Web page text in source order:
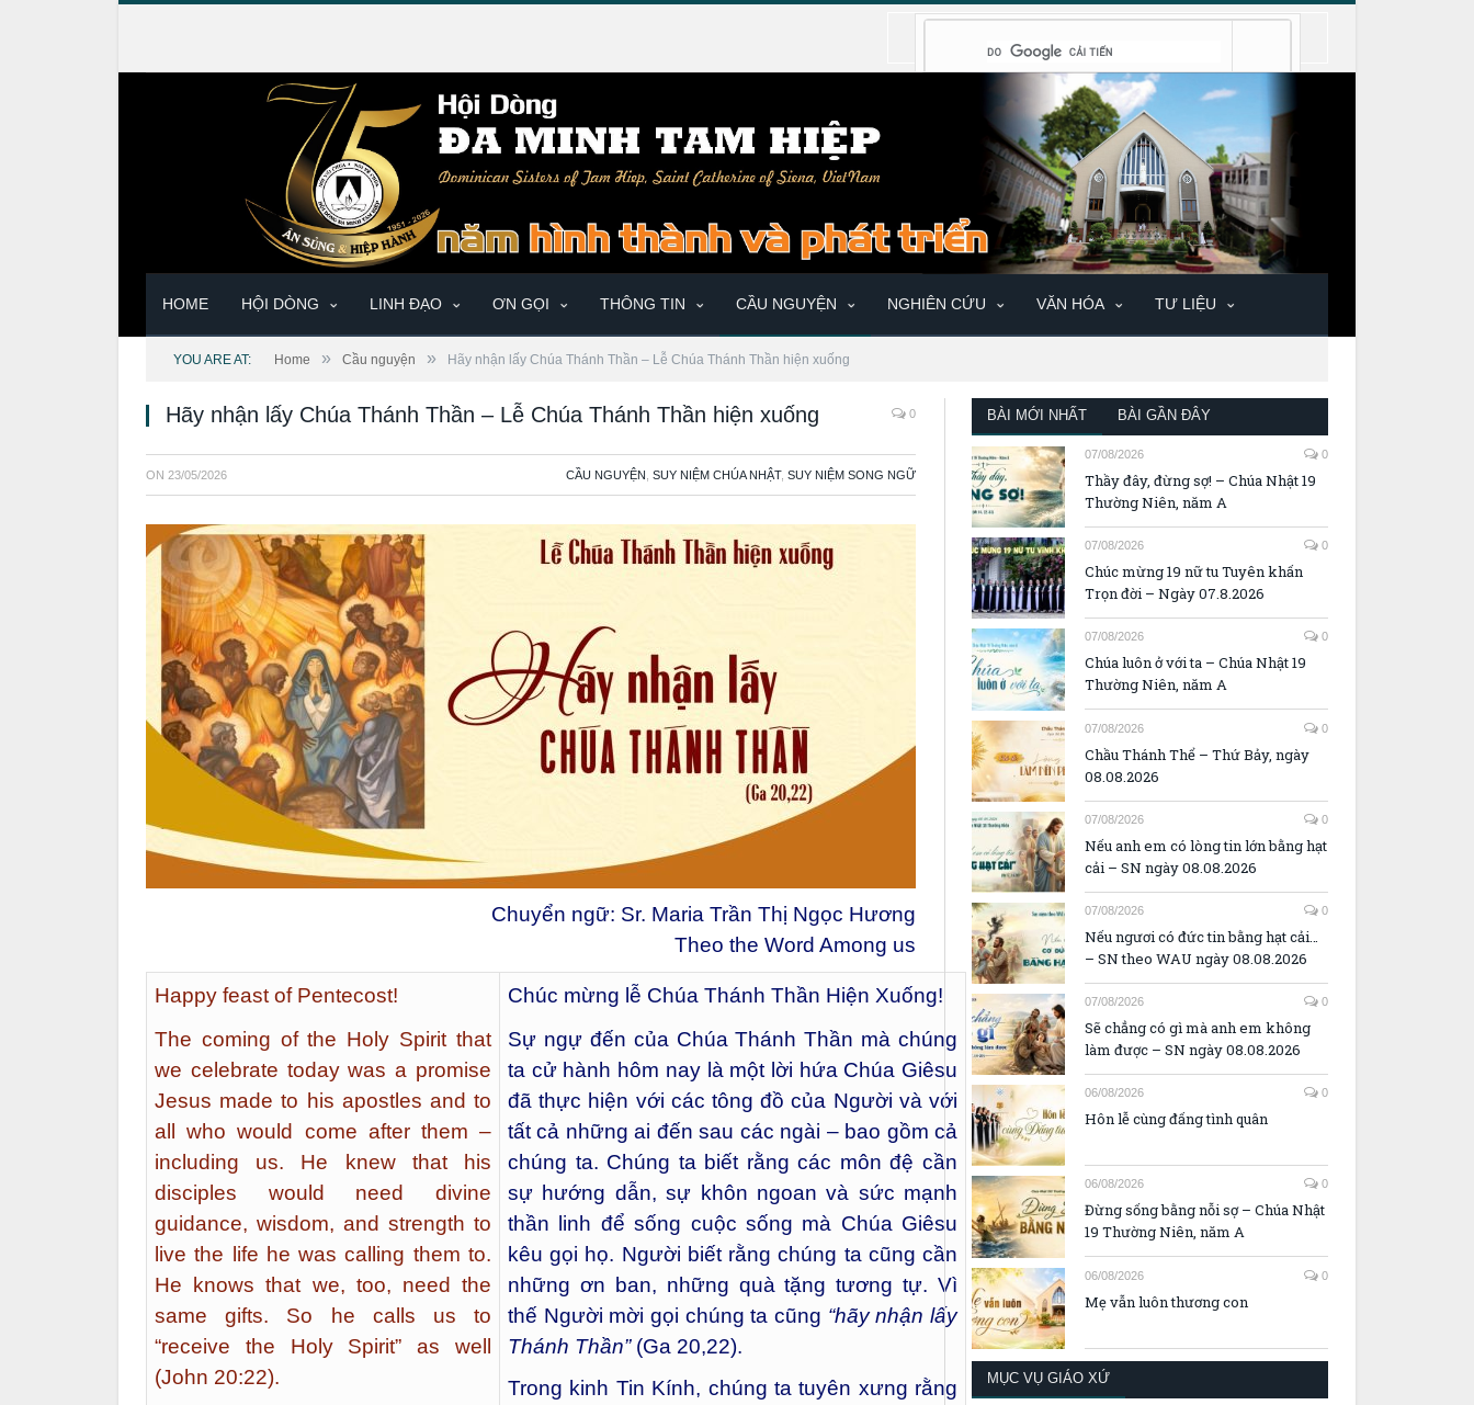
HOME HỘI DÒNG LINH ĐẠO ƠN GỌI THÔNG TIN CẦU NGUYỆN NGHIÊN CỨU VĂN HÓA TƯ LIỆU
YOU ARE AT: Home » Cầu nguyện » Hãy nhận lấy Chúa Thánh Thần – Lễ Chúa Thánh Thần hiện xuống
Hãy nhận lấy Chúa Thánh Thần – Lễ Chúa Thánh Thần hiện xuống 0
ON 23/05/2026 CẦU NGUYỆN SUY NIỆM CHÚA NHẬT, SUY NIỆM SONG NGỮ
Chuyển ngữ: Sr. Maria Trần Thị Ngọc Hương
Theo the Word Among us
Happy feast of Pentecost!
The coming of the Holy Spirit that
we celebrate today was a promise
Jesus made to his apostles and to
all who would come after them –
including us. He knew that his
disciples would need divine
guidance, wisdom, and strength to
live the life he was calling them to.
He knows that we, too, need the
same gifts. So he calls us to
“receive the Holy Spirit” as well
(John 20:22).
Chúc mừng lễ Chúa Thánh Thần Hiện Xuống!
Sự ngự đến của Chúa Thánh Thần mà chúng
ta cử hành hôm nay là một lời hứa Chúa Giêsu
đã thực hiện với các tông đồ của Người và với
tất cả những ai đến sau các ngài – bao gồm cả
chúng ta. Chúng ta biết rằng các môn đệ cần
sự hướng dẫn, sự khôn ngoan và sức mạnh
thần linh để sống cuộc sống mà Chúa Giêsu
kêu gọi họ. Người biết rằng chúng ta cũng cần
những ơn ban, những quà tặng tương tự. Vì
thế Người mời gọi chúng ta cũng “hãy nhận lấy
Thánh Thần”(Ga 20,22).
Trong kinh Tin Kính, chúng ta tuyên xưng rằng
BÀI MỚI NHẤT BÀI GẦN ĐÂY
07/08/2026 0
Thầy đây, đừng sợ! – Chúa Nhật 19
Thường Niên, năm A
07/08/2026 0
Chúc mừng 19 nữ tu Tuyên khấn
Trọn đời – Ngày 07.8.2026
07/08/2026 0
Chúa luôn ở với ta – Chúa Nhật 19
Thường Niên, năm A
07/08/2026 0
Chầu Thánh Thể – Thứ Bảy, ngày
08.08.2026
07/08/2026 0
Nếu anh em có lòng tin lớn bằng hạt
cải – SN ngày 08.08.2026
07/08/2026 0
Nếu ngươi có đức tin bằng hạt cải…
– SN theo WAU ngày 08.08.2026
07/08/2026 0
Sẽ chẳng có gì mà anh em không
làm được – SN ngày 08.08.2026
06/08/2026 0
Hôn lễ cùng đấng tình quân
06/08/2026 0
Đừng sống bằng nỗi sợ – Chúa Nhật
19 Thường Niên, năm A
06/08/2026 0
Mẹ vẫn luôn thương con
MỤC VỤ GIÁO XỨ